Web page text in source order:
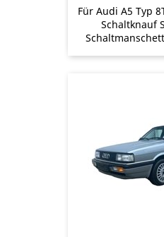
Für Audi A5 Typ
Schaltknauf